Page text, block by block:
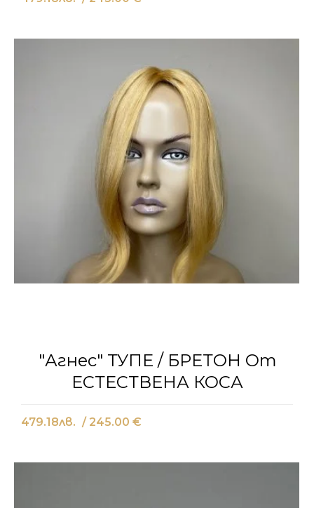
"Агнес" ТУПЕ / БРЕТОН От
ЕСТЕСТВЕНА КОСА
479.18лв. / 245.00 €